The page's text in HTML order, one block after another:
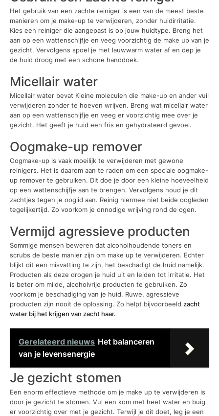
Het gebruik van een zachte reiniger is een van de meest beste
manieren om je make-up te verwijderen, zonder huidirritatie.
Kies een reiniger die aangepast is op jouw huidtype. Breng het
aan op een wattenschijfje en veeg voorzichtig de make up van je
gezicht. Vervolgens spoel je met lauwwarm water af en dep je
de huid droog met een schone handdoek.
Micellair water
Micellair water bevat Kleine moleculen die make-up en ander vuil
verwijderen zonder te hoeven wrijven. Breng wat micellair water
aan op een wattenschijfje en veeg er voorzichtig mee over je
gezicht. Het geeft je huid een fris en gehydrateerd gevoel.
Oogmake-up remover
Oogmake-up is vaak moeilijk te verwijderen met gewone
reinigers. Het is daarom aan te raden om een speciale oogmake-
up remover te gebruiken. Dit doe je door een kleine hoeveelheid
op een wattenschijfje aan te brengen. Vervolgens houd je dit
zachtjes tegen je ooglid aan. Reinig hiermee niet beide oogleden
tegelijkertijd. Zo voorkom je onnodige wrijving rond de ogen.
Vermijd agressieve producten
Sommige mensen beweren dat alcoholhoudende toners en
scrubs de beste manier zijn om make up te verwijderen. Echter
blijkt dit een misvatting te zijn, het beschadigt de huid namelijk.
Producten als deze drogen je huid uit en leiden tot irritatie. Het
is beter om milde, alcoholvrije producten te gebruiken. Zo
voorkom je beschadiging van je huid. Ruwe, agressieve
producten zijn nooit de oplossing. Zo helpt bijvoorbeeld zacht
water bij het krijgen van zacht haar.
Gerelateerd nieuws Het balanceren
van je levensenergie
Je gezicht stomen
Een enorm effectieve methode om je make up te verwijderen is
door je gezicht te stomen. Vul een kom met heet water en buig
er voorzichtig over met je gezicht. Terwijl je dit doet, leg je een